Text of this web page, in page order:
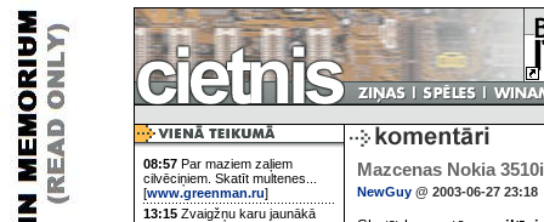
08:57 Par maziem zaļiem
cilvēciņiem. Skatīt multenes...
[www.greenman.ru]
13:15 Zvaigžņu karu jaunākā
Mazcenas Nokia
NewGuy @ 2003-06-27 23:18